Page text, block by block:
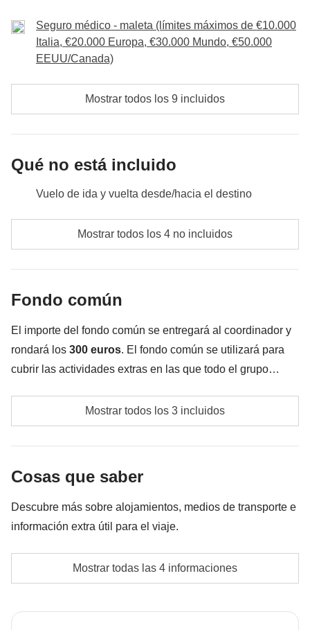
visita y espectáculo en la escuela de samba con guía local
Fondo común:propinas opcionales
No incluido:entradas, comidas y bebidas
Seguro médico - maleta (límites máximos de €10.000
Italia, €20.000 Europa, €30.000 Mundo, €50.000
EEUU/Canada)
Mostrar todos los 9 incluidos
Qué no está incluido
Vuelo de ida y vuelta desde/hacia el destino
Comidas y bebidas no mencionadas
meter en la mochila :)
Todo lo que no se menciona en la sección "Qué está
Mostrar todos los 4 no incluidos
Fondo común
El importe del fondo común se entregará al coordinador y
rondará los 300 euros. El fondo común se utilizará para
cubrir las actividades extras en las que todo el grupo
podría ser necesario incrementarlo. En cualquier caso, se
devolverá la diferencia no utilizada.
Cualquier transporte local
La cuota del fondo común del coordinador
Mostrar todos los 3 incluidos
Cosas que saber
Descubre más sobre alojamientos, medios de transporte e
información extra útil para el viaje.
Alojamientos
Alojamiento en hotel o apartamentos en habitación
Mostrar todas las 4 informaciones